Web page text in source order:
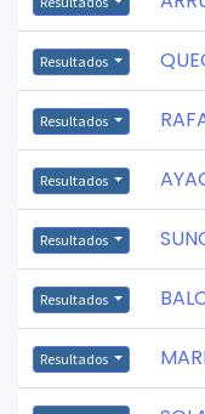
Resultados
Resultados
Resultados
Resultados
Resultados
Resultados